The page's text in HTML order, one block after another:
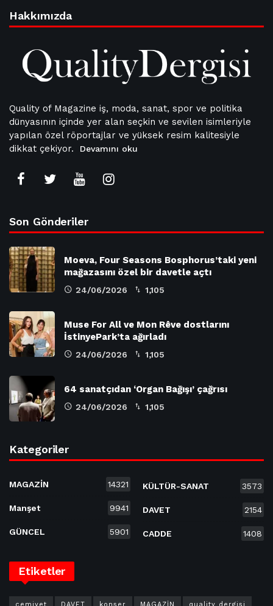
Hakkımızda
Quality of Magazine iş, moda, sanat, spor ve politika
dünyasının içinde yer alan seçkin ve sevilen isimleriyle
yapılan özel röportajlar ve yüksek resim kalitesiyle
dikkat çekiyor.
Devamını oku
Son Gönderiler
Moeva, Four Seasons Bosphorus’taki yeni
mağazasını özel bir davetle açtı
24/06/2026 1,105
Muse For All ve Mon Rêve dostlarını
İstinyePark’ta ağırladı
24/06/2026 1,105
64 sanatçıdan ‘Organ Bağışı’ çağrısı
24/06/2026 1,105
Kategoriler
MAGAZİN 14321
Manşet 9941
GÜNCEL 5901
KÜLTÜR-SANAT 3573
DAVET 2154
CADDE 1408
Etiketler